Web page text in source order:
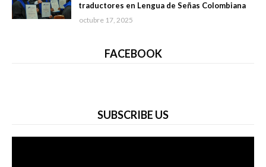
traductores en Lengua de Señas Colombiana
octubre 17, 2025
FACEBOOK
SUBSCRIBE US